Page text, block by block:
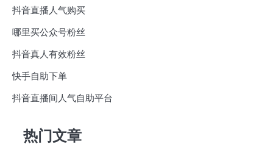
抖音直播人气购买
哪里买公众号粉丝
抖音真人有效粉丝
快手自助下单
抖音直播间人气自助平台
热门文章